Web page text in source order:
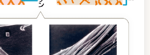
シワ、たるみが
カサつき、乾燥